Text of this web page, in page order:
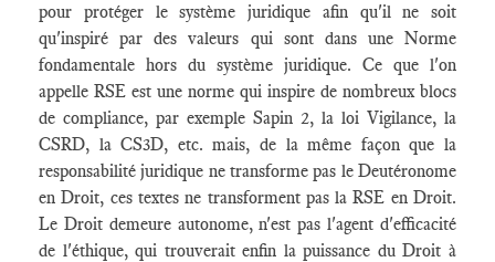
pour protéger le système juridique afin qu'il ne soit
qu'inspiré par des valeurs qui sont dans une Norme
fondamentale hors du système juridique. Ce que l'on
appelle RSE est une norme qui inspire de nombreux blocs
de compliance, par exemple Sapin 2, la loi Vigilance, la
CSRD, la CS3D, etc. mais, de la même façon que la
responsabilité juridique ne transforme pas le Deutéronome
en Droit, ces textes ne transforment pas la RSE en Droit.
Le Droit demeure autonome, n'est pas l'agent d'efficacité
de l'éthique, qui trouverait enfin la puissance du Droit à